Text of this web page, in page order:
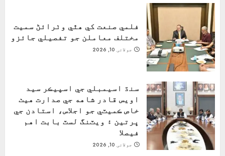
فلمي صنعت کي ھٿي وٺرائڻ سميت
مختلف معاملن جو تفصيلي جائزو
جولائی 10, 2026
سنڌ اسيمبلي جي اسپيڪر سيد
اويس قادر شاهه جي صدارت هيٺ
خاص ڪميٽي جو اجلاس، استادن جي
ڀرتين ۽ ويٽنگ لسٽ بابت اهم
فيصلا
جولائی 10, 2026